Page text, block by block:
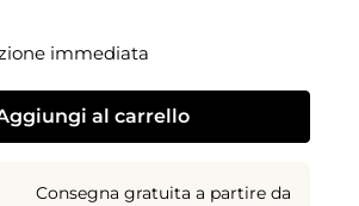
immediata
desiderata o usa i pulsanti per aumentare o
al carrello
Consegna gratuita a partire da